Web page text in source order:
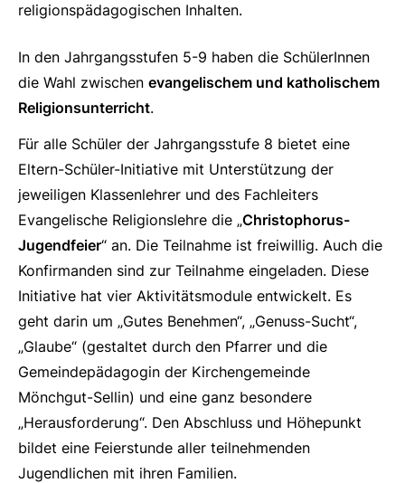
religionspädagogischen Inhalten.
In den Jahrgangsstufen 5-9 haben die SchülerInnen
die Wahl zwischen evangelischem und katholischem
Religionsunterricht.
Für alle Schüler der Jahrgangsstufe 8 bietet eine
Eltern-Schüler-Initiative mit Unterstützung der
jeweiligen Klassenlehrer und des Fachleiters
Evangelische Religionslehre die „Christophorus-
Jugendfeier“ an. Die Teilnahme ist freiwillig. Auch die
Konfirmanden sind zur Teilnahme eingeladen. Diese
Initiative hat vier Aktivitätsmodule entwickelt. Es
geht darin um „Gutes Benehmen“, „Genuss-Sucht“,
„Glaube“ (gestaltet durch den Pfarrer und die
Gemeindepädagogin der Kirchengemeinde
Mönchgut-Sellin) und eine ganz besondere
„Herausforderung“. Den Abschluss und Höhepunkt
bildet eine Feierstunde aller teilnehmenden
Jugendlichen mit ihren Familien.